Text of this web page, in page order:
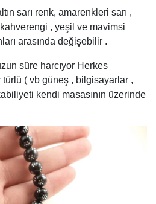
sarı renk, amarenkleri sarı ,
kahverengi , yeşil ve mavimsi
arasında değişebilir .
süre harcıyor Herkes
( vb güneş , bilgisayarlar ,
kendi masasının üzerinde